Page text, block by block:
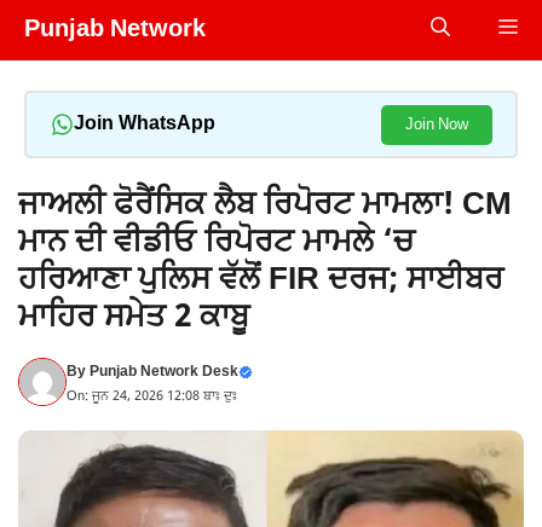
Skip
Punjab Network
Join WhatsApp Join Now
ਜਾਅਲੀ ਫੋਰੈਂਸਿਕ ਲੈਬ ਰਿਪੋਰਟ ਮਾਮਲਾ! CM
ਮਾਨ ਦੀ ਵੀਡੀਓ ਰਿਪੋਰਟ ਮਾਮਲੇ ‘ਚ
ਹਰਿਆਣਾ ਪੁਲਿਸ ਵੱਲੋਂ FIR ਦਰਜ; ਸਾਈਬਰ
ਮਾਹਿਰ ਸਮੇਤ 2 ਕਾਬੂ
ByPunjab Network Desk
On: ਜੂਨ 24, 2026 12:08 ਬਾਃ ਦੁਃ